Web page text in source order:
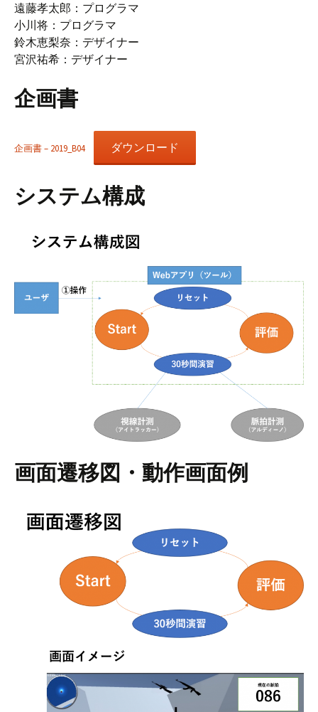
遠藤孝太郎：プログラマ
小川将：プログラマ
鈴木恵梨奈：デザイナー
宮沢祐希：デザイナー
企画書
企画書 – 2019_B04 ダウンロード
システム構成
画面遷移図・動作画面例